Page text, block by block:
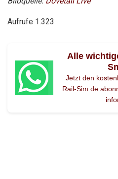
Aufrufe 1.323
Alle
Jetzt den
Rail-Sim.de